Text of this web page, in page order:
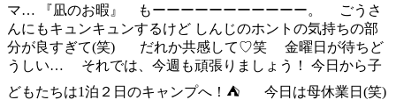
マ… 『凪のお暇』
もーーーーーーーーーーー。 ごうさ
んにもキュンキュンするけど しんじのホントの気持ちの部
分が良すぎて(笑) だれか共感して♡笑 金曜日が待ちど
うしい… それでは、今週も頑張りましょう！ 今日から子
どもたちは1泊２日のキャンプへ！⛺ 今日は母休業日(笑)